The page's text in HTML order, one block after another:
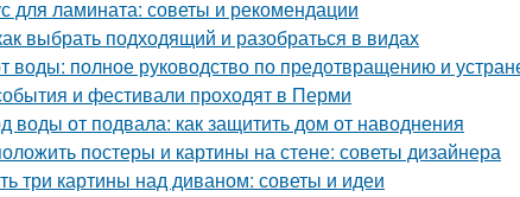
для ламината: советы и рекомендации
выбрать подходящий и разобраться в видах
воды: полное руководство по предотвращению и
и фестивали проходят в Перми
от подвала: как защитить дом от наводнения
постеры и картины на стене: советы дизайнера
три картины над диваном: советы и идеи